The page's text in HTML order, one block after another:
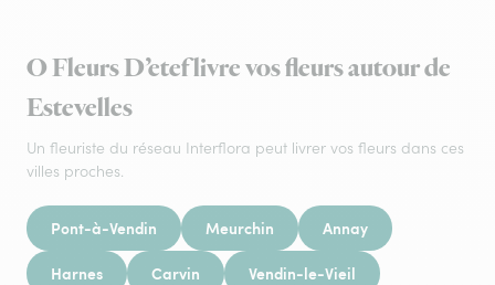
O Fleurs D’etef livre vos fleurs autour de
Estevelles
Un fleuriste du réseau Interflora peut livrer vos fleurs dans ces
villes proches.
Pont-à-Vendin Meurchin Annay
Harnes Carvin Vendin-le-Vieil